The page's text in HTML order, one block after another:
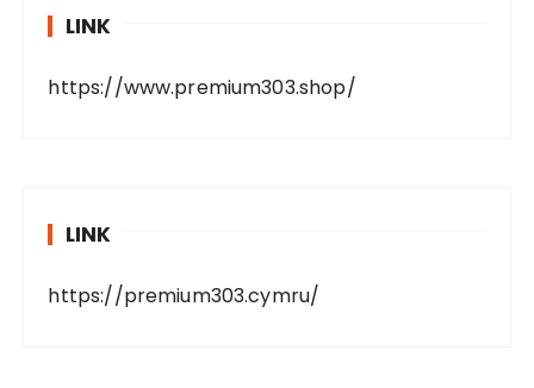
LINK
https://www.premium303.shop/
LINK
https://premium303.cymru/